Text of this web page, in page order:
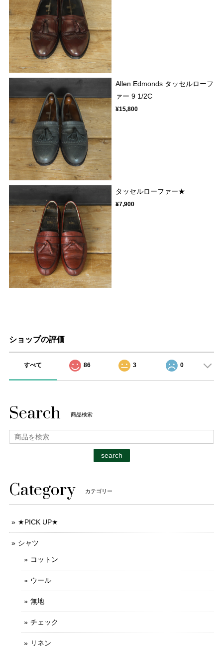
Allen Edmonds タッセルローフ
ァー 9 1/2C
¥15,800
タッセルローファー★
¥7,900
ショップの評価
すべて 86 3 0
Search 商品検索
search
Category カテゴリー
★PICK UP★
シャツ
コットン
ウール
無地
チェック
リネン